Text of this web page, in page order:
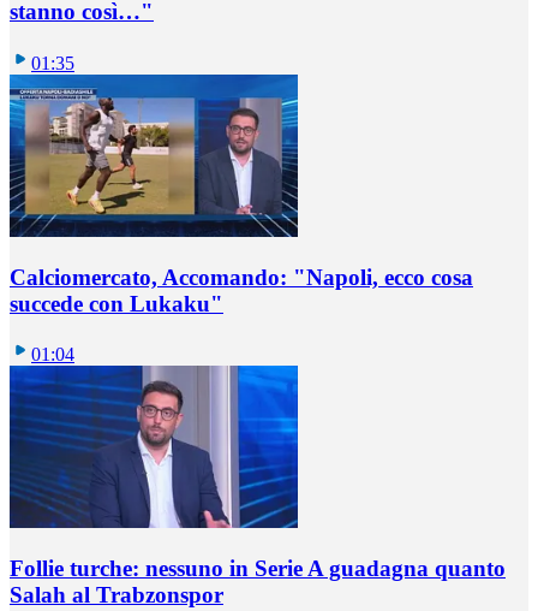
stanno così…"
01:35
Calciomercato, Accomando: "Napoli, ecco cosa
succede con Lukaku"
01:04
Follie turche: nessuno in Serie A guadagna quanto
Salah al Trabzonspor